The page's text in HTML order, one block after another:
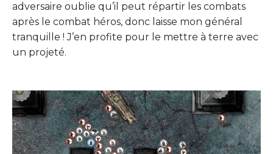
adversaire oublie qu’il peut répartir les combats
après le combat héros, donc laisse mon général
tranquille ! J’en profite pour le mettre à terre avec
un projeté.